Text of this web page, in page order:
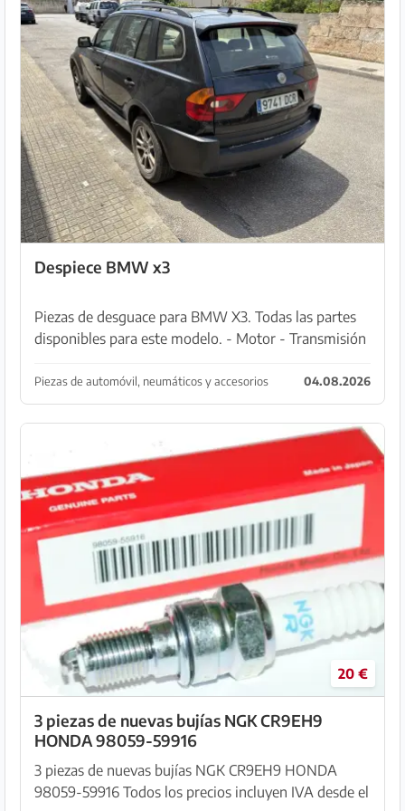
Despiece BMW x3
Piezas de desguace para BMW X3. Todas las partes
disponibles para este modelo. - Motor - Transmisión
Piezas de automóvil, neumáticos y accesorios 04.08.2026
20 €
3 piezas de nuevas bujías NGK CR9EH9
HONDA 98059-59916
3 piezas de nuevas bujías NGK CR9EH9 HONDA
98059-59916 Todos los precios incluyen IVA desde el